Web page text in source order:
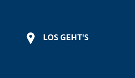
LOS GEHT'S